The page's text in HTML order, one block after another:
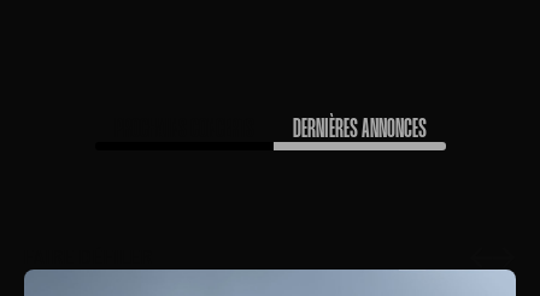
DERNIÈRES ANNONCES